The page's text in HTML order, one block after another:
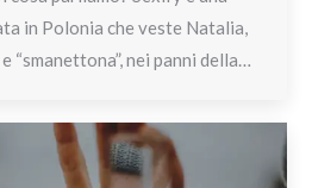
in Polonia che veste Natalia,
nei panni della…